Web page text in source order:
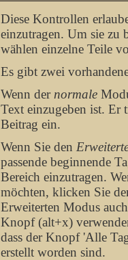
Diese Kontrollen
einzutragen. Um sie zu
wählen einzelne Teile
Es gibt zwei
Wenn der normale
Text einzugeben ist. Er
Beitrag ein.
Wenn Sie den
passende beginnende
Bereich einzutragen.
möchten, klicken Sie
Erweiterten Modus
Knopf (alt+x)
dass der Knopf 'Alle
erstellt worden sind.